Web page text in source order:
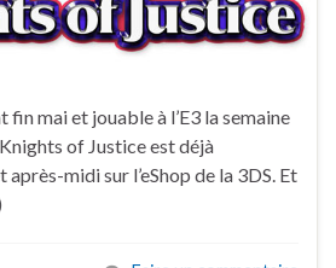
fin mai et jouable à l’E3 la semaine
of Justice est déjà
midi sur l’eShop de la 3DS. Et